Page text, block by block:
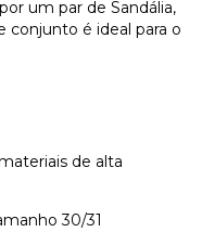
um par de Sandália,
conjunto é ideal para o
de alta
30/31